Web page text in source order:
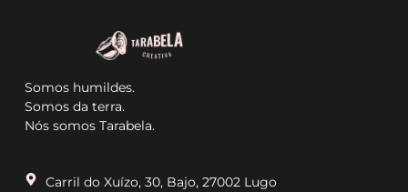
Somos humildes.
Somos da terra.
Nós somos Tarabela.
Carril do Xuízo, 30, Bajo, 27002 Lugo